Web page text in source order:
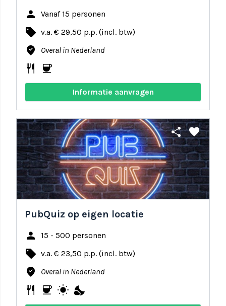
person Vanaf 15 personen
local_offer v.a. € 29,50 p.p. (incl. btw)
where_to_vote Overal in Nederland
restaurant coffee
Informatie aanvragen
share favorite
PubQuiz op eigen locatie
person 15 - 500 personen
local_offer v.a. € 23,50 p.p. (incl. btw)
where_to_vote Overal in Nederland
restaurant coffee wb_sunny nights_stay